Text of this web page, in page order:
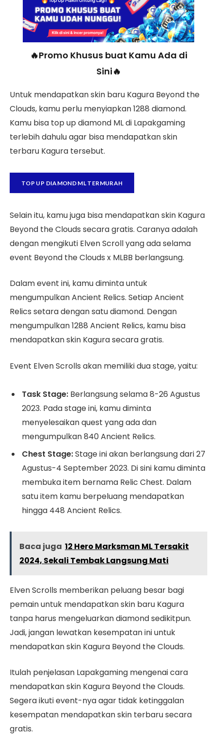
🔥Promo Khusus buat Kamu Ada di
Sini🔥
Untuk mendapatkan skin baru Kagura Beyond the
Clouds, kamu perlu menyiapkan 1288 diamond.
Kamu bisa top up diamond ML di Lapakgaming
terlebih dahulu agar bisa mendapatkan skin
terbaru Kagura tersebut.
TOP UP DIAMOND ML TERMURAH
Selain itu, kamu juga bisa mendapatkan skin Kagura
Beyond the Clouds secara gratis. Caranya adalah
dengan mengikuti Elven Scroll yang ada selama
event Beyond the Clouds x MLBB berlangsung.
Dalam event ini, kamu diminta untuk
mengumpulkan Ancient Relics. Setiap Ancient
Relics setara dengan satu diamond. Dengan
mengumpulkan 1288 Ancient Relics, kamu bisa
mendapatkan skin Kagura secara gratis.
Event Elven Scrolls akan memiliki dua stage, yaitu:
Task Stage: Berlangsung selama 8-26 Agustus
2023. Pada stage ini, kamu diminta
menyelesaikan quest yang ada dan
mengumpulkan 840 Ancient Relics.
Chest Stage:Stage ini akan berlangsung dari 27
Agustus-4 September 2023. Di sini kamu diminta
membuka item bernama Relic Chest. Dalam
satu item kamu berpeluang mendapatkan
hingga 448 Ancient Relics.
Baca juga 12 Hero Marksman ML Tersakit
2024, Sekali Tembak Langsung Mati
Elven Scrolls memberikan peluang besar bagi
pemain untuk mendapatkan skin baru Kagura
tanpa harus mengeluarkan diamond sedikitpun.
Jadi, jangan lewatkan kesempatan ini untuk
mendapatkan skin Kagura Beyond the Clouds.
Itulah penjelasan Lapakgaming mengenai cara
mendapatkan skin Kagura Beyond the Clouds.
Segera ikuti event-nya agar tidak ketinggalan
kesempatan mendapatkan skin terbaru secara
gratis.